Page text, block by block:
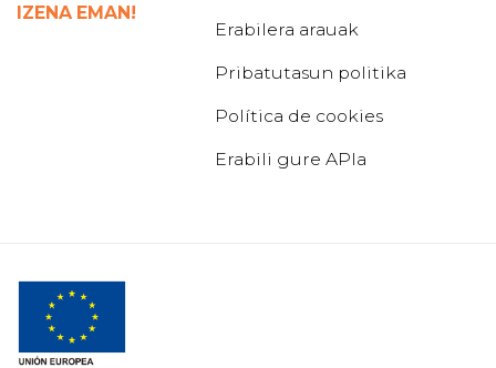
IZENA EMAN!
Erabilera arauak
Pribatutasun politika
Política de cookies
Erabili gure APIa